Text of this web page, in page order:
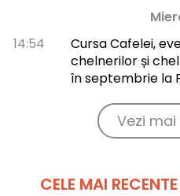
14:54
Cursa Cafelei,
chelnerilor și
în septembrie la
Vezi
CELE MAI